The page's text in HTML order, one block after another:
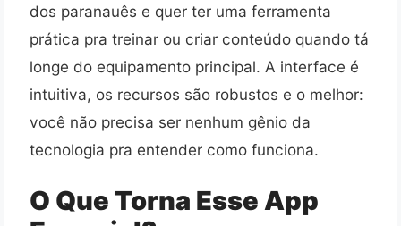
dos paranauês e quer ter uma ferramenta
prática pra treinar ou criar conteúdo quando tá
longe do equipamento principal. A interface é
intuitiva, os recursos são robustos e o melhor:
você não precisa ser nenhum gênio da
tecnologia pra entender como funciona.
O Que Torna Esse App